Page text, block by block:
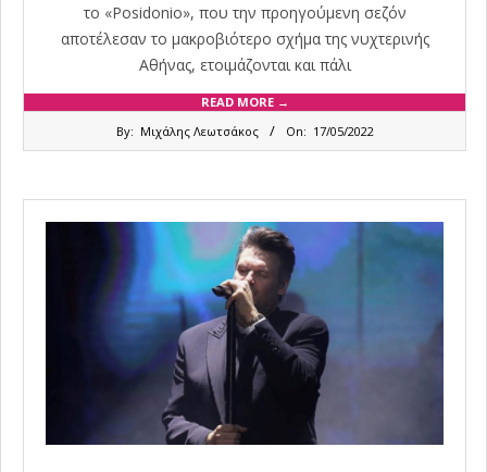
το «Posidonio», που την προηγούμενη σεζόν
αποτέλεσαν το μακροβιότερο σχήμα της νυχτερινής
Αθήνας, ετοιμάζονται και πάλι
READ MORE →
By: Μιχάλης Λεωτσάκος On: 17/05/2022